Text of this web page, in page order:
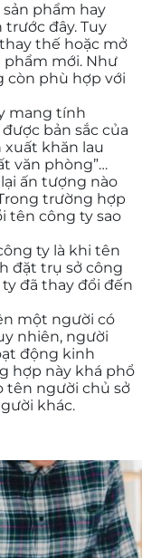
phẩm hay
đây. Tuy
thế hoặc mở
mới. Như
còn phù hợp với
mang tính
bản sắc của
xuất khăn lau
văn phòng”…
ấn tượng nào
trường hợp
tên công ty sao
ty là khi tên
đặt trụ sở công
ty đã thay đổi đến
một người có
nhiên, người
động kinh
hợp này khá phổ
tên người chủ sở
khác.